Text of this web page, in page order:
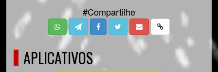
#Compartilhe
APLICATIVOS